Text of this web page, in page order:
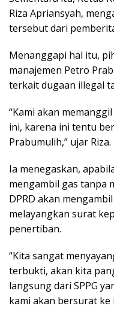
Riza Apriansyah,
tersebut dari
Menanggapi hal itu,
manajemen Petro
terkait dugaan illegal
“Kami akan
ini, karena ini tentu
Prabumulih,” ujar Riza.
Ia menegaskan,
mengambil gas tanpa
DPRD akan
melayangkan surat
penertiban.
“Kita sangat
terbukti, akan kita
langsung dari SPPG
kami akan bersurat ke